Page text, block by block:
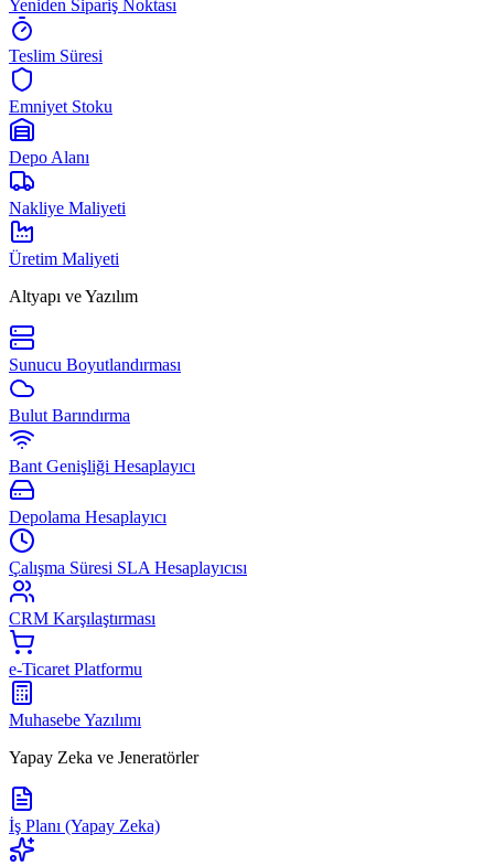
Yeniden Sipariş Noktası
Teslim Süresi
Emniyet Stoku
Depo Alanı
Nakliye Maliyeti
Üretim Maliyeti
Altyapı ve Yazılım
Sunucu Boyutlandırması
Bulut Barındırma
Bant Genişliği Hesaplayıcı
Depolama Hesaplayıcı
Çalışma Süresi SLA Hesaplayıcısı
CRM Karşılaştırması
e-Ticaret Platformu
Muhasebe Yazılımı
Yapay Zeka ve Jeneratörler
İş Planı (Yapay Zeka)